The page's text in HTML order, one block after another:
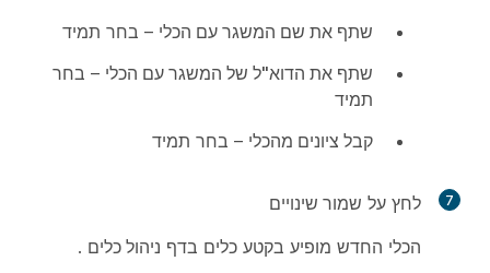
שתף את שם המשגר עם הכלי – בחר תמיד
שתף את הדוא"ל של המשגר עם הכלי – בחר
תמיד
קבל ציונים מהכלי – בחר תמיד
7 לחץ על שמור שינויים
הכלי החדש מופיע בקטע כלים בדף ניהול כלים .